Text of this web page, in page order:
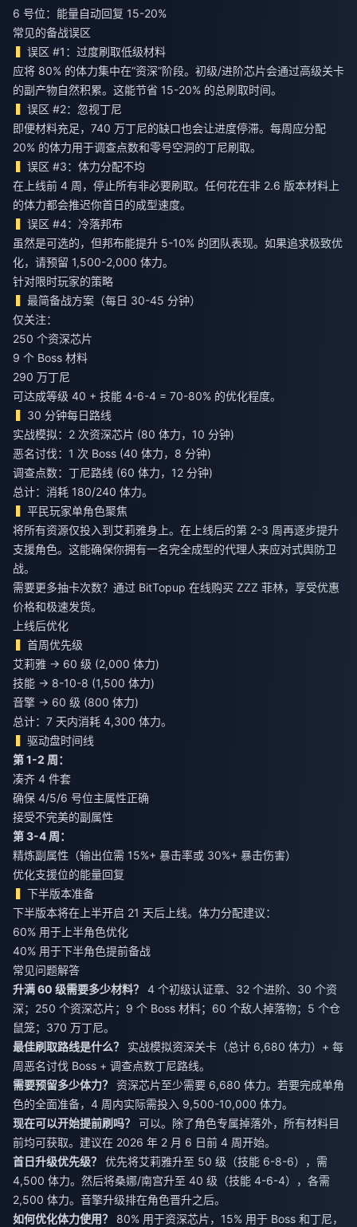
6 号位：能量自动回复 15-20%
常见的备战误区
误区 #1：过度刷取低级材料
应将 80% 的体力集中在“资深”阶段。初级/进阶芯片会通过高级关卡
的副产物自然积累。这能节省 15-20% 的总刷取时间。
误区 #2：忽视丁尼
即便材料充足，740 万丁尼的缺口也会让进度停滞。每周应分配
20% 的体力用于调查点数和零号空洞的丁尼刷取。
误区 #3：体力分配不均
在上线前 4 周，停止所有非必要刷取。任何花在非 2.6 版本材料上
的体力都会推迟你首日的成型速度。
误区 #4：冷落邦布
虽然是可选的，但邦布能提升 5-10% 的团队表现。如果追求极致优
化，请预留 1,500-2,000 体力。
针对限时玩家的策略
最简备战方案（每日 30-45 分钟）
仅关注：
250 个资深芯片
9 个 Boss 材料
290 万丁尼
可达成等级 40 + 技能 4-6-4 = 70-80% 的优化程度。
30 分钟每日路线
实战模拟：2 次资深芯片 (80 体力，10 分钟)
恶名讨伐：1 次 Boss (40 体力，8 分钟)
调查点数：丁尼路线 (60 体力，12 分钟)
总计：消耗 180/240 体力。
平民玩家单角色聚焦
将所有资源仅投入到艾莉雅身上。在上线后的第 2-3 周再逐步提升
支援角色。这能确保你拥有一名完全成型的代理人来应对式舆防卫
战。
需要更多抽卡次数？通过 BitTopup 在线购买 ZZZ 菲林，享受优惠
价格和极速发货。
上线后优化
首周优先级
艾莉雅 → 60 级 (2,000 体力)
技能 → 8-10-8 (1,500 体力)
音擎 → 60 级 (800 体力)
总计：7 天内消耗 4,300 体力。
驱动盘时间线
第 1-2 周：
凑齐 4 件套
确保 4/5/6 号位主属性正确
接受不完美的副属性
第 3-4 周：
精炼副属性（输出位需 15%+ 暴击率或 30%+ 暴击伤害）
优化支援位的能量回复
下半版本准备
下半版本将在上半开启 21 天后上线。体力分配建议：
60% 用于上半角色优化
40% 用于下半角色提前备战
常见问题解答
升满 60 级需要多少材料？
4 个初级认证章、32 个进阶、30 个资
深；250 个资深芯片；9 个 Boss 材料；60 个敌人掉落物；5 个仓
鼠笼；370 万丁尼。
最佳刷取路线是什么？
实战模拟资深关卡（总计 6,680 体力）+ 每
周恶名讨伐 Boss + 调查点数丁尼路线。
需要预留多少体力？
资深芯片至少需要 6,680 体力。若要完成单角
色的全面准备，4 周内实际需投入 9,500-10,000 体力。
现在可以开始提前刷吗？
可以。除了角色专属掉落外，所有材料目
前均可获取。建议在 2026 年 2 月 6 日前 4 周开始。
首日升级优先级？
优先将艾莉雅升至 50 级（技能 6-8-6），需
4,500 体力。然后将桑娜/南宫升至 40 级（技能 4-6-4），各需
2,500 体力。音擎升级排在角色晋升之后。
如何优化体力使用？
80% 用于资深芯片，15% 用于 Boss 和丁尼，